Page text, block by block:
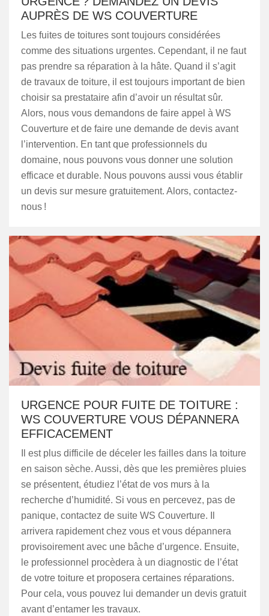
AUPRÈS DE WS COUVERTURE
Les fuites de toitures sont toujours considérées
comme des situations urgentes. Cependant, il ne faut
pas prendre sa réparation à la hâte. Quand il s’agit
de travaux de toiture, il est toujours important de bien
choisir sa prestataire afin d’avoir un résultat sûr.
Alors, nous vous demandons de faire appel à WS
Couverture et de faire une demande de devis avant
l’intervention. En tant que professionnels du
domaine, nous pouvons vous donner une solution
efficace et durable. Nous pouvons aussi vous établir
un devis sur mesure gratuitement. Alors, contactez-
nous !
URGENCE POUR FUITE DE TOITURE :
WS COUVERTURE VOUS DÉPANNERA
EFFICACEMENT
Il est plus difficile de déceler les failles dans la toiture
en saison sèche. Aussi, dès que les premières pluies
se présentent, étudiez l’état de vos murs à la
recherche d’humidité. Si vous en percevez, pas de
panique, contactez de suite WS Couverture. Il
arrivera rapidement chez vous et vous dépannera
provisoirement avec une bâche d’urgence. Ensuite,
le professionnel procèdera à un diagnostic de l’état
de votre toiture et proposera certaines réparations.
Pour cela, vous pouvez lui demander un devis gratuit
avant d’entamer les travaux.